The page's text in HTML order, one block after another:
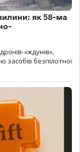
як 58-ма
«ждунів»,
безпілотної